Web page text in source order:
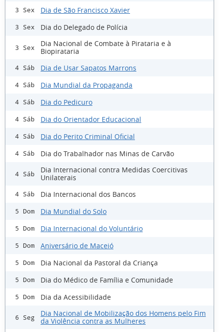
3 Sex Dia de São Francisco Xavier
3 Sex Dia do Delegado de Polícia
3 Sex
Dia Nacional de Combate à Pirataria e à
Biopirataria
4 Sáb Dia de Usar Sapatos Marrons
4 Sáb Dia Mundial da Propaganda
4 Sáb Dia do Pedicuro
4 Sáb Dia do Orientador Educacional
4 Sáb Dia do Perito Criminal Oficial
4 Sáb Dia do Trabalhador nas Minas de Carvão
4 Sáb
Dia Internacional contra Medidas Coercitivas
Unilaterais
4 Sáb Dia Internacional dos Bancos
5 Dom Dia Mundial do Solo
5 Dom Dia Internacional do Voluntário
5 Dom Aniversário de Maceió
5 Dom Dia Nacional da Pastoral da Criança
5 Dom Dia do Médico de Família e Comunidade
5 Dom Dia da Acessibilidade
6 Seg
Dia Nacional de Mobilização dos Homens pelo Fim
da Violência contra as Mulheres